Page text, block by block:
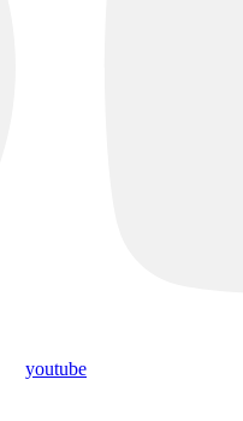
youtube